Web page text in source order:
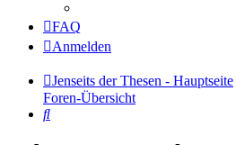
FAQ
Anmelden
Jenseits der Thesen - Hauptseite
Foren-Übersicht
Suche